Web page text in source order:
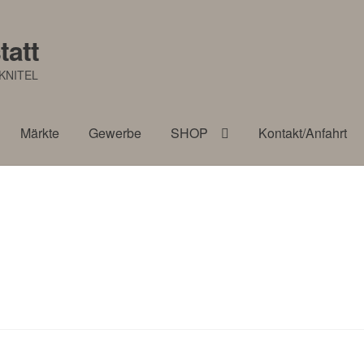
Märkte Gewerbe SHOP Kontakt/Anfahrt